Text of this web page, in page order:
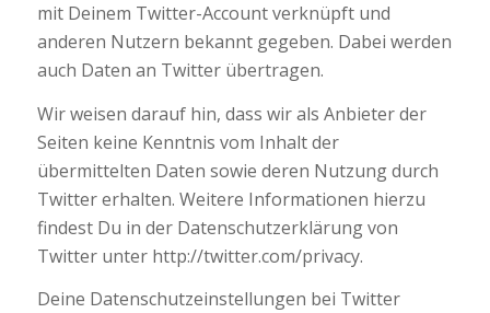
mit Deinem Twitter-Account verknüpft und
anderen Nutzern bekannt gegeben. Dabei werden
auch Daten an Twitter übertragen.
Wir weisen darauf hin, dass wir als Anbieter der
Seiten keine Kenntnis vom Inhalt der
übermittelten Daten sowie deren Nutzung durch
Twitter erhalten. Weitere Informationen hierzu
findest Du in der Datenschutzerklärung von
Twitter unter http://twitter.com/privacy.
Deine Datenschutzeinstellungen bei Twitter